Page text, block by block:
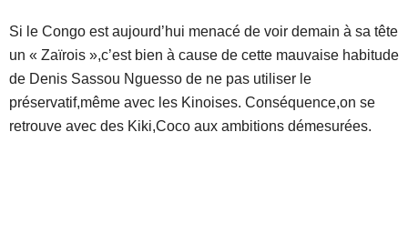
Si le Congo est aujourd’hui menacé de voir demain à sa tête
un « Zaïrois »,c’est bien à cause de cette mauvaise habitude
de Denis Sassou Nguesso de ne pas utiliser le
préservatif,même avec les Kinoises. Conséquence,on se
retrouve avec des Kiki,Coco aux ambitions démesurées.